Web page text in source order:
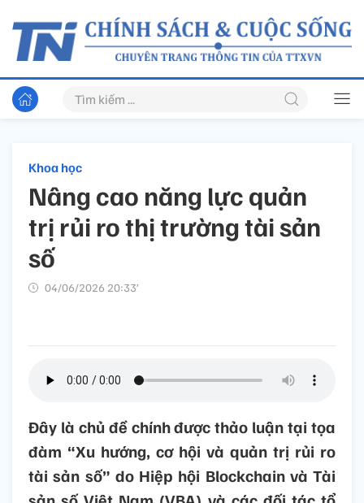
Khoa học
Nâng cao năng lực quản
trị rủi ro thị trường tài sản
số
04/06/2026 20:33’
Đây là chủ đề chính được thảo luận tại tọa
đàm “Xu hướng, cơ hội và quản trị rủi ro
tài sản số” do Hiệp hội Blockchain và Tài